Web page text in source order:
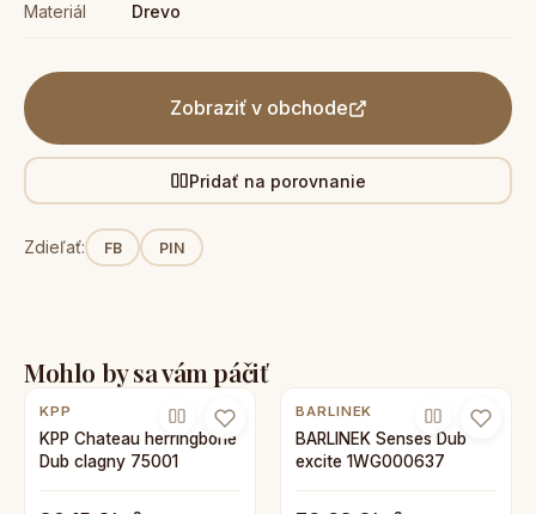
Materiál Drevo
Zobraziť v obchode
Pridať na porovnanie
Zdieľať: FB PIN
Mohlo by sa vám páčiť
KPP
KPP Chateau herringbone
Dub clagny 75001
BARLINEK
BARLINEK Senses Dub
excite 1WG000637